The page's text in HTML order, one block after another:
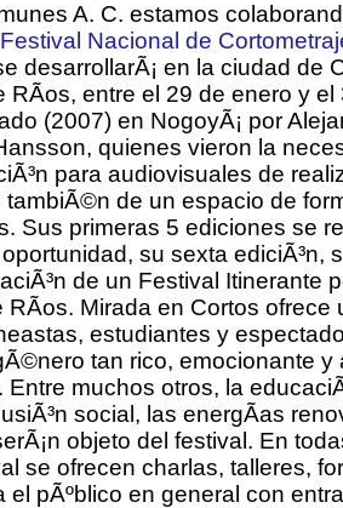
A. C. estamos
Festival Nacional de
desarrollarÃ¡ en la ciudad de
RÃ­os, entre el 29 de enero y el
(2007) en NogoyÃ¡ por
quienes vieron la
para audiovisuales de
de un espacio de
Sus primeras 5 ediciones se
su sexta ediciÃ³n,
de un Festival Itinerante
RÃ­os. Mirada en Cortos ofrece
estudiantes y
tan rico, emocionante y
Entre muchos otros, la
social, las energÃ­as
objeto del festival. En
se ofrecen charlas, talleres,
el pÃºblico en general con